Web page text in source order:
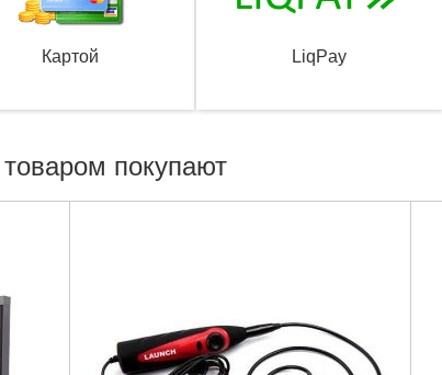
Картой LiqPay
покупают